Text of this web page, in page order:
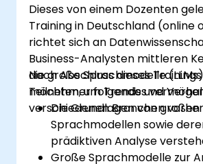
Dieses von einem Dozenten
Training in Deutschland (online
richtet sich an
Business-Analysten mittleren
die große Sprachmodelle
möchten, um Trends und
verschiedenen Branchen
Nach Abschluss dieses
Teilnehmer folgendes
Die Grundlagen von großen
Sprachmodellen sowie
prädiktiven Analyse
Große Sprachmodelle zur